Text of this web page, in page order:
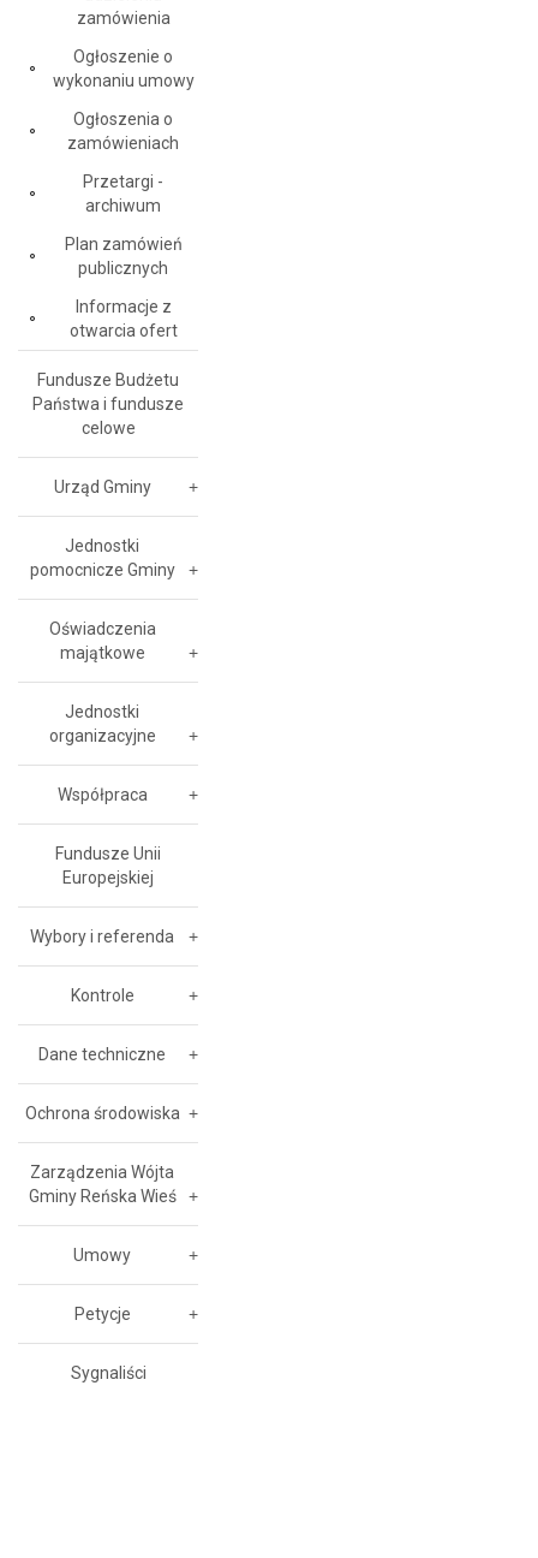
zamówienia
Ogłoszenie o
wykonaniu umowy
Ogłoszenia o
zamówieniach
Przetargi -
archiwum
Plan zamówień
publicznych
Informacje z
otwarcia ofert
Fundusze Budżetu
Państwa i fundusze
celowe
Urząd Gminy
Jednostki
pomocnicze Gminy
Oświadczenia
majątkowe
Jednostki
organizacyjne
Współpraca
Fundusze Unii
Europejskiej
Wybory i referenda
Kontrole
Dane techniczne
Ochrona środowiska
Zarządzenia Wójta
Gminy Reńska Wieś
Umowy
Petycje
Sygnaliści